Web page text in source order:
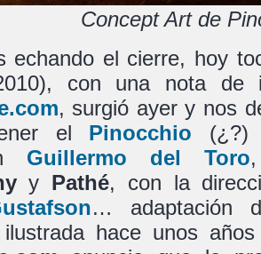
Concept Art de
echando el cierre, hoy
con una nota de
, surgió ayer y nos
el Pinocchio
Guillermo del Toro
y Pathé, con la
…
ilustrada hace unos